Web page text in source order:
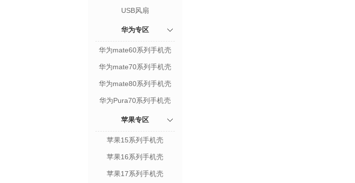
USB风扇
华为专区
华为mate60系列手机壳
华为mate70系列手机壳
华为mate80系列手机壳
华为Pura70系列手机壳
苹果专区
苹果15系列手机壳
苹果16系列手机壳
苹果17系列手机壳